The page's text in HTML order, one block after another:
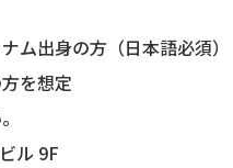
ム出身の方（日本語必須）
を想定
ル 9F